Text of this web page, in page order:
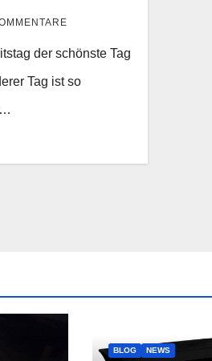
der schönste Tag
Tag ist so
BLOG NEWS